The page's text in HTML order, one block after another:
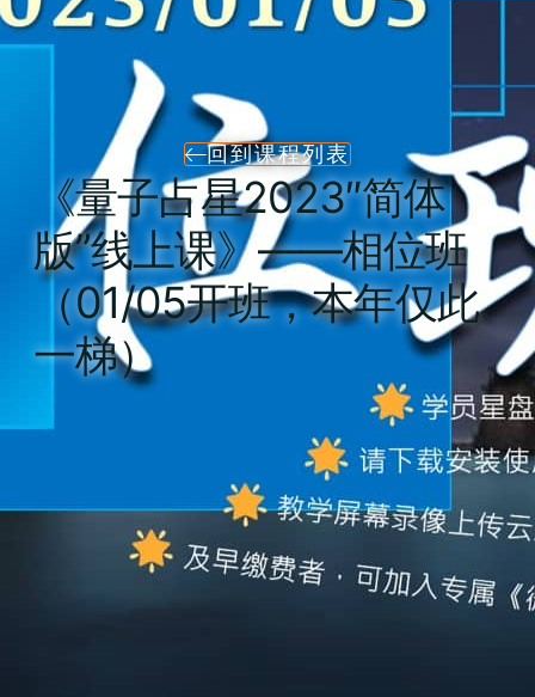
回到课程列表
《量子占星2023″简体
版”线上课》——相位班
（01/05开班，本年仅此
一梯）